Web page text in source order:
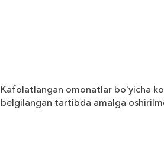
Kafolatlangan omonatlar bo'yicha
belgilangan tartibda amalga